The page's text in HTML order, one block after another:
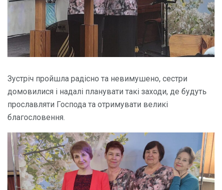
Зустріч пройшла радісно та невимушено, сестри
домовилися і надалі планувати такі заходи, де будуть
прославляти Господа та отримувати великі
благословення.